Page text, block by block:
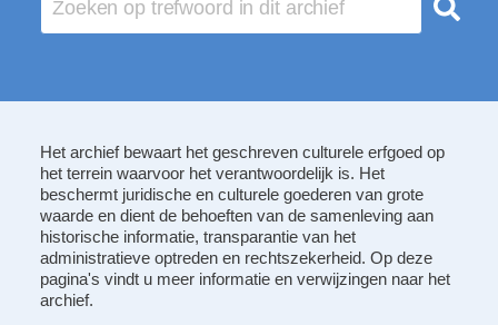
Het archief bewaart het geschreven culturele erfgoed op
het terrein waarvoor het verantwoordelijk is. Het
beschermt juridische en culturele goederen van grote
waarde en dient de behoeften van de samenleving aan
historische informatie, transparantie van het
administratieve optreden en rechtszekerheid. Op deze
pagina's vindt u meer informatie en verwijzingen naar het
archief.